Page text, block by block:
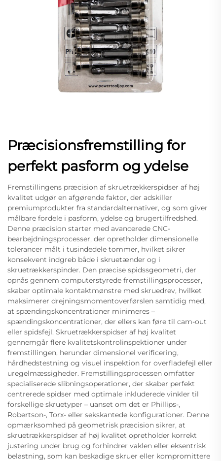
Præcisionsfremstilling for
perfekt pasform og ydelse
Fremstillingens præcision af skruetrækkerspidser af høj
kvalitet udgør en afgørende faktor, der adskiller
premiumprodukter fra standardalternativer, og som giver
målbare fordele i pasform, ydelse og brugertilfredshed.
Denne præcision starter med avancerede CNC-
bearbejdningsprocesser, der opretholder dimensionelle
tolerancer målt i tusindedele tommer, hvilket sikrer
konsekvent indgreb både i skruetænder og i
skruetrækkerspinder. Den præcise spidssgeometri, der
opnås gennem computerstyrede fremstillingsprocesser,
skaber optimale kontaktmønstre med skruedrev, hvilket
maksimerer drejningsmomentoverførslen samtidig med,
at spændingskoncentrationer minimeres –
spændingskoncentrationer, der ellers kan føre til cam-out
eller spidsfejl. Skruetrækkerspidser af høj kvalitet
gennemgår flere kvalitetskontrolinspektioner under
fremstillingen, herunder dimensionel verificering,
hårdhedstestning og visuel inspektion for overfladefejl eller
uregelmæssigheder. Fremstillingsprocessen omfatter
specialiserede slibningsoperationer, der skaber perfekt
centrerede spidser med optimale inkluderede vinkler til
forskellige skruetyper – uanset om det er Phillips-,
Robertson-, Torx- eller sekskantede konfigurationer. Denne
opmærksomhed på geometrisk præcision sikrer, at
skruetrækkerspidser af høj kvalitet opretholder korrekt
justering under brug og forhindrer vaklen eller eksentrisk
belastning, som kan beskadige skruer eller kompromittere